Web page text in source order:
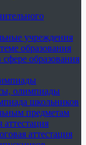
учреждения
образования
образования
олимпиады
школьников
предметам
аттестация
аттестация